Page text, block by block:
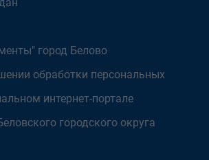
город Белово
обработки персональных
интернет-портале
городского округа